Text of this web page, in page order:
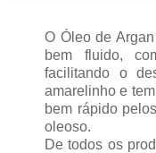
O Óleo de
bem fluido,
facilitando o
amarelinho e
bem rápido
oleoso.
De todos os